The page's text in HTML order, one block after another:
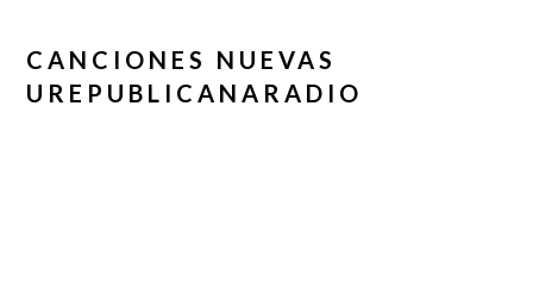
CANCIONES NUEVAS
UREPUBLICANARADIO